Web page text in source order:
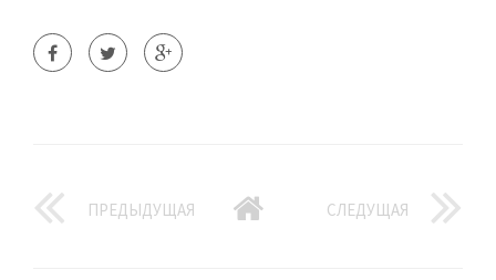
ПРЕДЫДУЩАЯ СЛЕДУЩАЯ